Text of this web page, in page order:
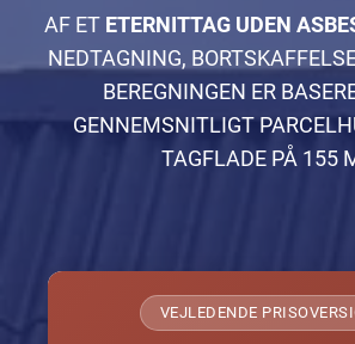
AF ET ETERNITTAG UDEN
NEDTAGNING,
BEREGNINGEN ER
GENNEMSNITLIGT
TAGFLADE PÅ 155
VEJLEDENDE